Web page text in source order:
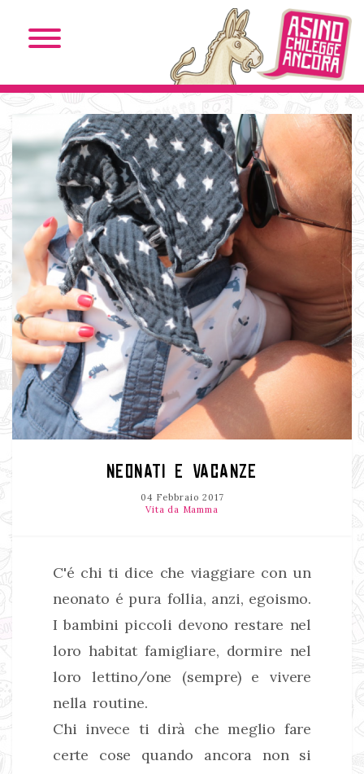
NEONATI E VACANZE
04 Febbraio 2017
Vita da Mamma
C'é chi ti dice che viaggiare con un
neonato é pura follia, anzi, egoismo.
I bambini piccoli devono restare nel
loro habitat famigliare, dormire nel
loro lettino/one (sempre) e vivere
nella routine.
Chi invece ti dirà che meglio fare
certe cose quando ancora non si